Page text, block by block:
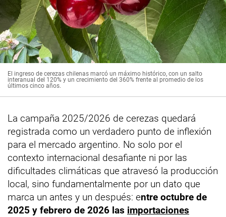
El ingreso de cerezas chilenas marcó un máximo histórico, con un salto
interanual del 120% y un crecimiento del 360% frente al promedio de los
últimos cinco años.
La campaña 2025/2026 de cerezas quedará
registrada como un verdadero punto de inflexión
para el mercado argentino. No solo por el
contexto internacional desafiante ni por las
dificultades climáticas que atravesó la producción
local, sino fundamentalmente por un dato que
marca un antes y un después: entre octubre de
2025 y febrero de 2026 las importaciones